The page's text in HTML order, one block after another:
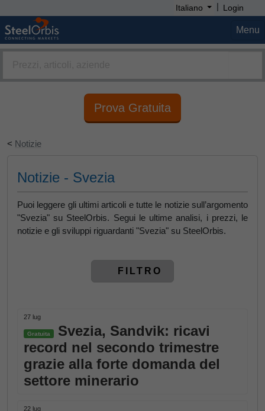
Italiano | Login
Menu
Prova Gratuita
< Notizie
Notizie - Svezia
Puoi leggere gli ultimi articoli e tutte le notizie sull’argomento
"Svezia" su SteelOrbis. Segui le ultime analisi, i prezzi, le
notizie e gli sviluppi riguardanti "Svezia" su SteelOrbis.
FILTRO
27 lug
Gratuita
Svezia, Sandvik: ricavi
record nel secondo trimestre
grazie alla forte domanda del
settore minerario
22 lug